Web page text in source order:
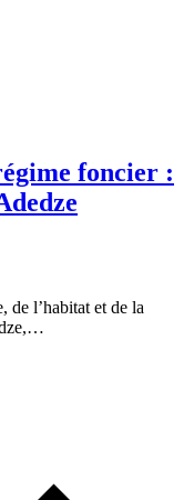
foncier :
de l’habitat et de la